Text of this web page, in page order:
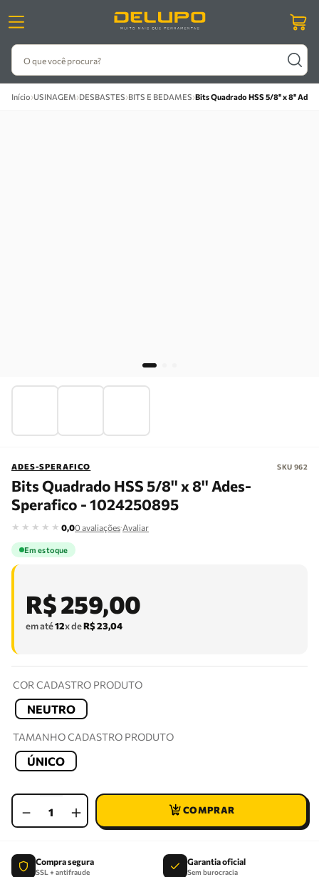
O que você procura?
Início›USINAGEM›DESBASTES›BITS E BEDAMES›Bits Quadrado HSS 5/8'' x 8''
ADES-SPERAFICO SKU 962
Bits Quadrado HSS 5/8'' x 8'' Ades-
Sperafico - 1024250895
★ ★ ★ ★ ★ 0,00 avaliações·Avaliar
Em estoque
R$259,00
em até12x deR$23,04
COR CADASTRO PRODUTO
NEUTRO
TAMANHO CADASTRO PRODUTO
ÚNICO
＋
－
Compra segura
SSL + antifraude
Garantia oficial
Sem burocracia